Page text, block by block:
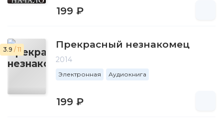
199 ₽
3.9 / 11 Прекрасный незнакомец
2014
Электронная Аудиокнига
199 ₽